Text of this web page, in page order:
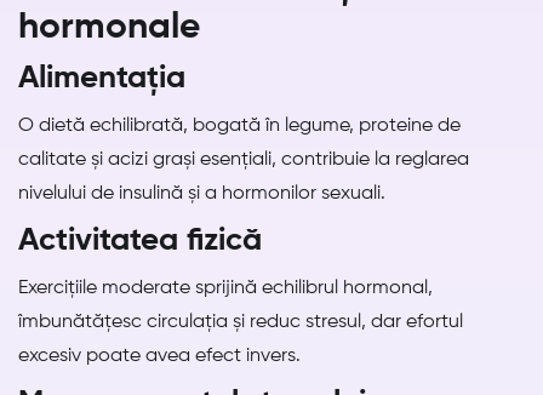
hormonale
Alimentația
O dietă echilibrată, bogată în legume, proteine de
calitate și acizi grași esențiali, contribuie la reglarea
nivelului de insulină și a hormonilor sexuali.
Activitatea fizică
Exercițiile moderate sprijină echilibrul hormonal,
îmbunătățesc circulația și reduc stresul, dar efortul
excesiv poate avea efect invers.